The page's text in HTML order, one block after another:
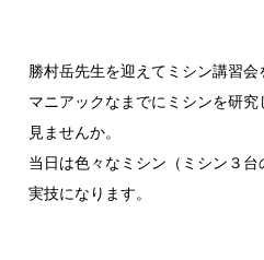
勝村岳先生を迎えてミシン講習会
マニアックなまでにミシンを研
見ませんか。
当日は色々なミシン（ミシン３
実技になります。